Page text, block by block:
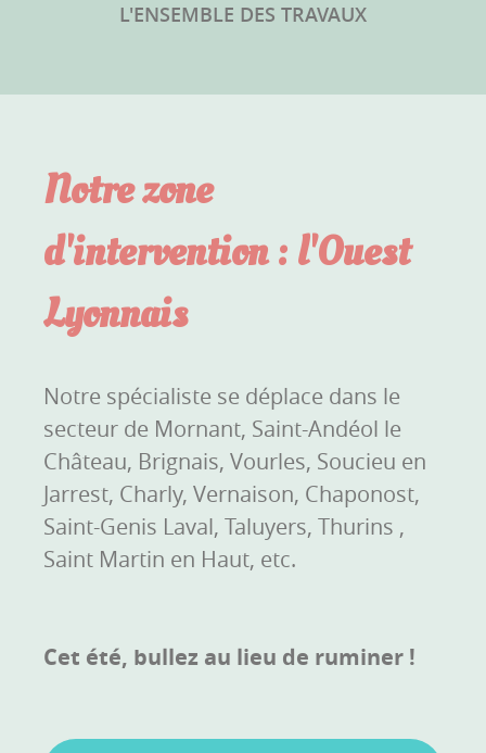
L'ENSEMBLE DES TRAVAUX
Notre zone
d'intervention : l'Ouest
Lyonnais
Notre spécialiste se déplace dans le
secteur de Mornant, Saint-Andéol le
Château, Brignais, Vourles, Soucieu en
Jarrest, Charly, Vernaison, Chaponost,
Saint-Genis Laval, Taluyers, Thurins ,
Saint Martin en Haut, etc.
Cet été, bullez au lieu de ruminer !